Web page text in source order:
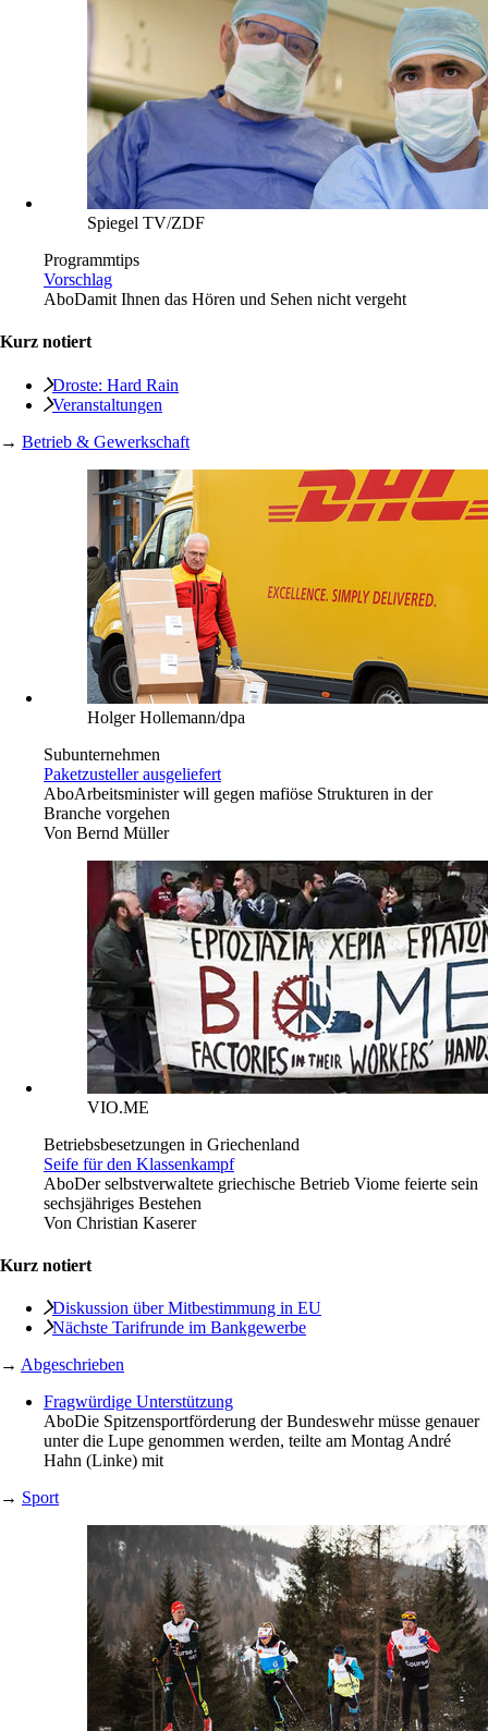
Spiegel TV/ZDF
Programmtips
Vorschlag
AboDamit Ihnen das Hören und Sehen nicht vergeht
Kurz notiert
Droste: Hard Rain
Veranstaltungen
→ Betrieb & Gewerkschaft
Holger Hollemann/dpa
Subunternehmen
Paketzusteller ausgeliefert
AboArbeitsminister will gegen mafiöse Strukturen in der
Branche vorgehen
Von Bernd Müller
VIO.ME
Betriebsbesetzungen in Griechenland
Seife für den Klassenkampf
AboDer selbstverwaltete griechische Betrieb Viome feierte sein
sechsjähriges Bestehen
Von Christian Kaserer
Kurz notiert
Diskussion über Mitbestimmung in EU
Nächste Tarifrunde im Bankgewerbe
→ Abgeschrieben
Fragwürdige Unterstützung
AboDie Spitzensportförderung der Bundeswehr müsse genauer
unter die Lupe genommen werden, teilte am Montag André
Hahn (Linke) mit
→ Sport